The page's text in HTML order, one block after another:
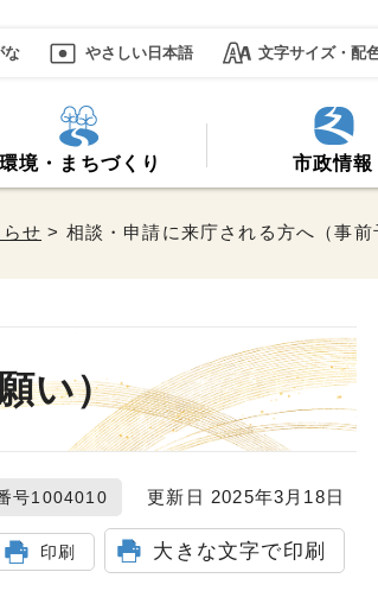
な やさしい日本語 文字サイズ・配
環境・まちづくり 市政情報
せ > 相談・申請に来庁される方へ（事前
い）
号1004010 更新日 2025年3月18日
印刷 大きな文字で印刷